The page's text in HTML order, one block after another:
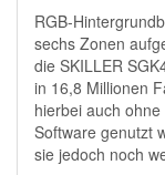
RGB-
sechs Zonen
die SKILLER
in 16,8 Millionen
hierbei auch
Software genutzt
sie jedoch noch